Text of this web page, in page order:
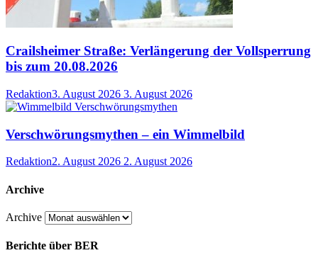
Crailsheimer Straße: Verlängerung der Vollsperrung
bis zum 20.08.2026
Redaktion3. August 2026 3. August 2026
Verschwörungsmythen – ein Wimmelbild
Redaktion2. August 2026 2. August 2026
Archive
Archive
Berichte über BER